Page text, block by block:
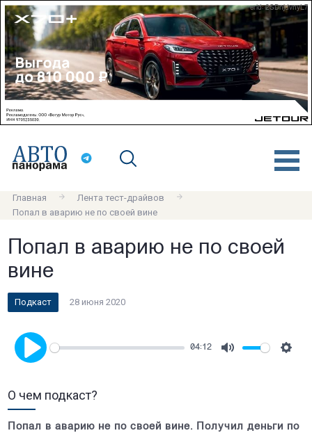
erid: 2SDnjdvnyL7
Главная
Лента тест-драйвов
Попал в аварию не по своей вине
Попал в аварию не по своей
вине
Подкаст 28 июня 2020
04:12
О чем подкаст?
Попал в аварию не по своей вине. Получил деньги по